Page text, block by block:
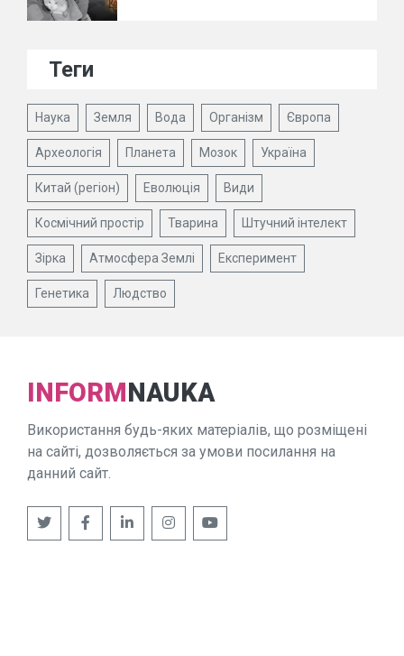
Теги
Наука Земля Вода Організм Європа
Археологія Планета Мозок Україна
Китай (регіон) Еволюція Види
Космічний простір Тварина Штучний інтелект
Зірка Атмосфера Землі Експеримент
Генетика Людство
INFORMNAUKA
Використання будь-яких матеріалів, що розміщені
на сайті, дозволяється за умови посилання на
данний сайт.